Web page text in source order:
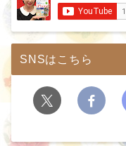
SNSはこちら